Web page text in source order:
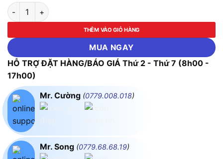
Cuộn Kháng Choke DC Lọc Sóng Hài 132KW - 175HP FUSHIN
THÊM VÀO GIỎ HÀNG
MUA NGAY
HỖ TRỢ ĐẶT HÀNG/BÁO GIÁ Thứ 2 - Thứ 7 (8h00 -
17h00)
Mr. Cường (0779.008.018)
Mr. Song (0779.68.68.19)